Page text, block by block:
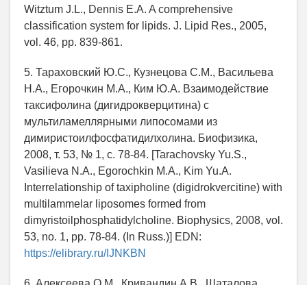
Witztum J.L., Dennis E.A. A comprehensive
classification system for lipids. J. Lipid Res., 2005,
vol. 46, pp. 839-861.
5. Тараховский Ю.С., Кузнецова С.М., Васильева
Н.А., Егорочкин М.А., Ким Ю.А. Взаимодействие
таксифолина (дигидрокверцитина) с
мультиламеллярными липосомами из
димиристоилфосфатидилхолина. Биофизика,
2008, т. 53, № 1, с. 78-84. [Tarachovsky Yu.S.,
Vasilieva N.A., Egorochkin M.A., Kim Yu.A.
Interrelationship of taxipholine (digidrokvercitine) with
multilammelar liposomes formed from
dimyristoilphosphatidylcholine. Biophysics, 2008, vol.
53, no. 1, pp. 78-84. (In Russ.)] EDN:
https://elibrary.ru/IJNKBN